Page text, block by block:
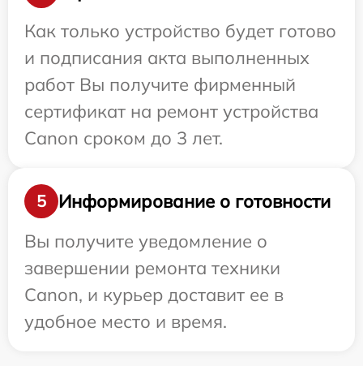
Как только устройство будет готово
и подписания акта выполненных
работ Вы получите фирменный
сертификат на ремонт устройства
Canon сроком до 3 лет.
5
Информирование о готовности
Вы получите уведомление о
завершении ремонта техники
Canon, и курьер доставит ее в
удобное место и время.